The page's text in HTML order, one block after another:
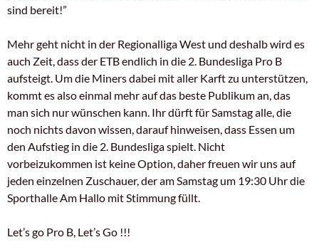
sind bereit!”
Mehr geht nicht in der Regionalliga West und deshalb wird es
auch Zeit, dass der ETB endlich in die 2. Bundesliga Pro B
aufsteigt. Um die Miners dabei mit aller Karft zu unterstützen,
kommt es also einmal mehr auf das beste Publikum an, das
man sich nur wünschen kann. Ihr dürft für Samstag alle, die
noch nichts davon wissen, darauf hinweisen, dass Essen um
den Aufstieg in die 2. Bundesliga spielt. Nicht
vorbeizukommen ist keine Option, daher freuen wir uns auf
jeden einzelnen Zuschauer, der am Samstag um 19:30 Uhr die
Sporthalle Am Hallo mit Stimmung füllt.
Let’s go Pro B, Let’s Go !!!